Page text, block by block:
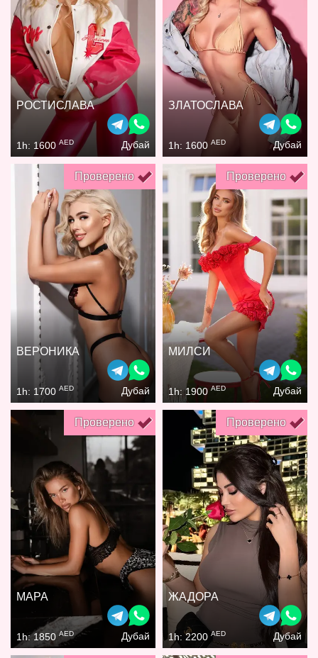
РОСТИСЛАВА
1h: 1600 AED Дубай
ЗЛАТОСЛАВА
1h: 1600 AED Дубай
Проверено
ВЕРОНИКА
1h: 1700 AED Дубай
Проверено
МИЛСИ
1h: 1900AED Дубай
Проверено
МАРА
1h: 1850 AED Дубай
Проверено
ЖАДОРА
1h: 2200 AED Дубай